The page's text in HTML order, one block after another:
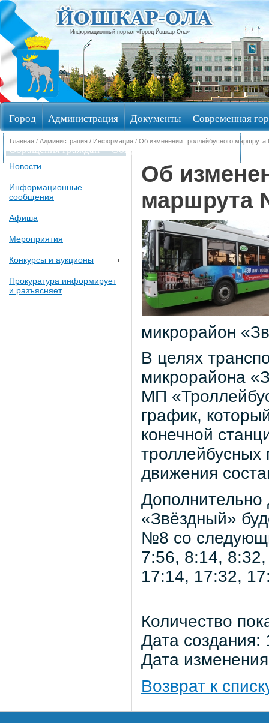
Информационный портал «Город Йошкар-Ола»
Город Администрация Документы Современная
Обращения граждан Общественные обсуждения
Главная / Администрация / Информация / Об изменении троллейбусного
Новости
Информационные
сообщения
Афиша
Мероприятия
Конкурсы и аукционы
Прокуратура информирует
и разъясняет
Об
маршрута
микрорайон
В целях
микрорайона
МП
график,
конечной
движения
Дополнительно
«Звёздный»
№8 со
7:56, 8:14,
17:14, 17:32,
Количество
Дата
Дата
Возврат к